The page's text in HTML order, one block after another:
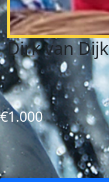
Dirk van Dijk
€1.000